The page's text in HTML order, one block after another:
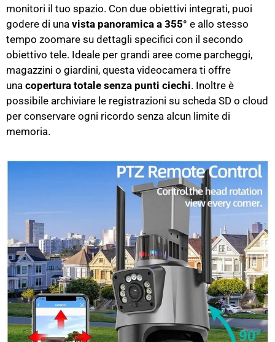
monitori il tuo spazio. Con due obiettivi integrati, puoi
godere di una vista panoramica a 355° e allo stesso
tempo zoomare su dettagli specifici con il secondo
obiettivo tele. Ideale per grandi aree come parcheggi,
magazzini o giardini, questa videocamera ti offre
una copertura totale senza punti ciechi. Inoltre è
possibile archiviare le registrazioni su scheda SD o cloud
per conservare ogni ricordo senza alcun limite di
memoria.